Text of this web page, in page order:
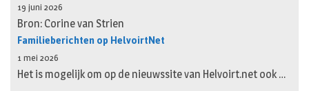
19 juni 2026
Bron: Corine van Strien
Familieberichten op HelvoirtNet
1 mei 2026
Het is mogelijk om op de nieuwssite van Helvoirt.net ook …